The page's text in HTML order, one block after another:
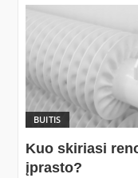
BUITIS
Kuo skiriasi
įprasto?